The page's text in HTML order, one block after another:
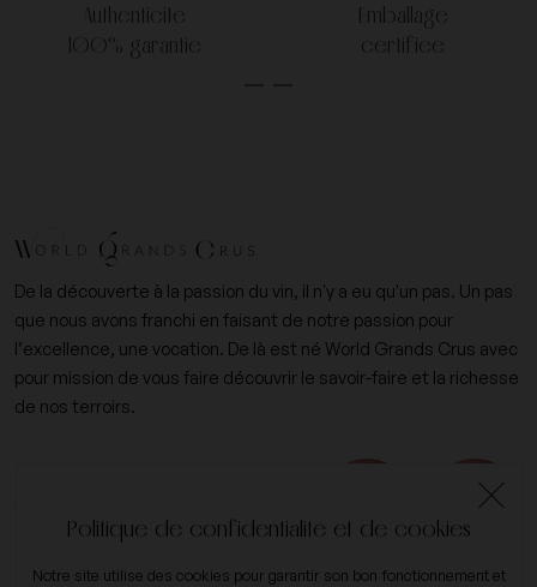
Authenticité
100% garantie
Emballage
certifiée
De la découverte à la passion du vin, il n'y a eu qu'un pas. Un pas
que nous avons franchi en faisant de notre passion pour
l’excellence, une vocation. De là est né World Grands Crus avec
pour mission de vous faire découvrir le savoir-faire et la richesse
de nos terroirs.
Politique de confidentialité et de cookies
Notre site utilise des cookies pour garantir son bon fonctionnement et